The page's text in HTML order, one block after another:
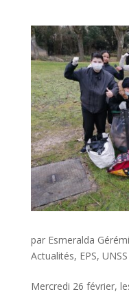
par Esmeralda
Actualités, EPS, UNSS
Mercredi 26 février,